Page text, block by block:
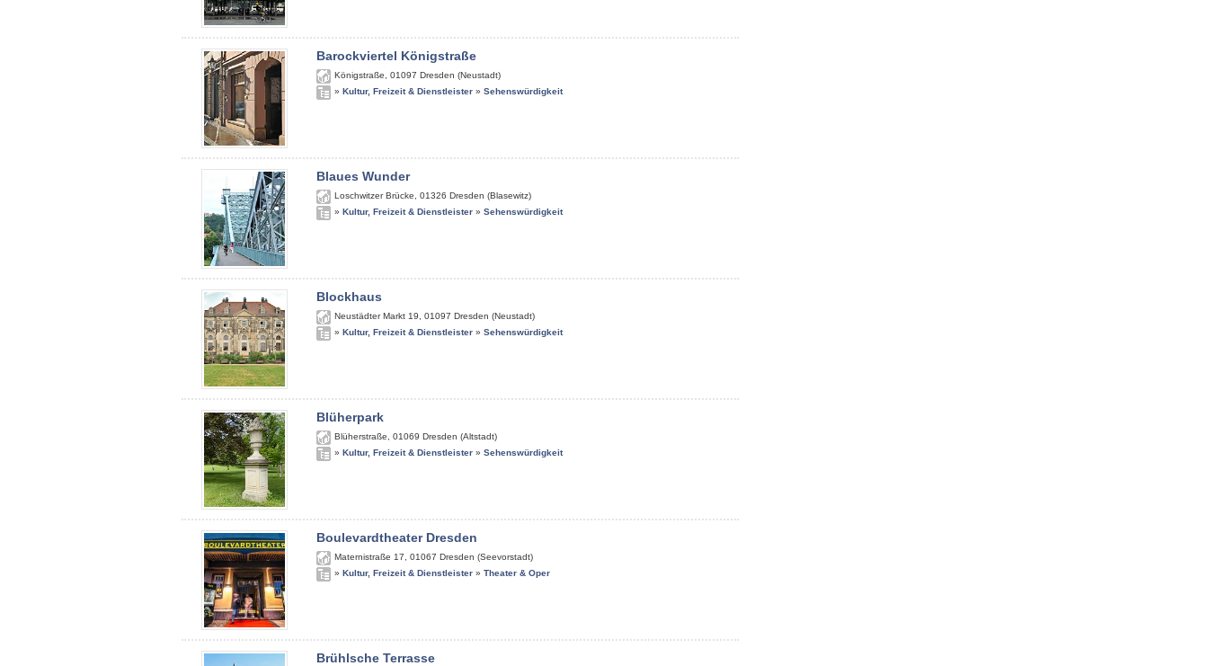
Barockviertel Königstraße
Königstraße 01097 Dresden (Neustadt)
» Kultur, Freizeit & Dienstleister » Sehenswürdigkeit
Blaues Wunder
Loschwitzer Brücke 01326 Dresden (Blasewitz)
» Kultur, Freizeit & Dienstleister » Sehenswürdigkeit
Blockhaus
Neustädter Markt 19 01097 Dresden (Neustadt)
» Kultur, Freizeit & Dienstleister » Sehenswürdigkeit
Blüherpark
Blüherstraße 01069 Dresden (Altstadt)
» Kultur, Freizeit & Dienstleister » Sehenswürdigkeit
Boulevardtheater Dresden
Maternistraße 17 01067 Dresden (Seevorstadt)
» Kultur, Freizeit & Dienstleister » Theater & Oper
Brühlsche Terrasse